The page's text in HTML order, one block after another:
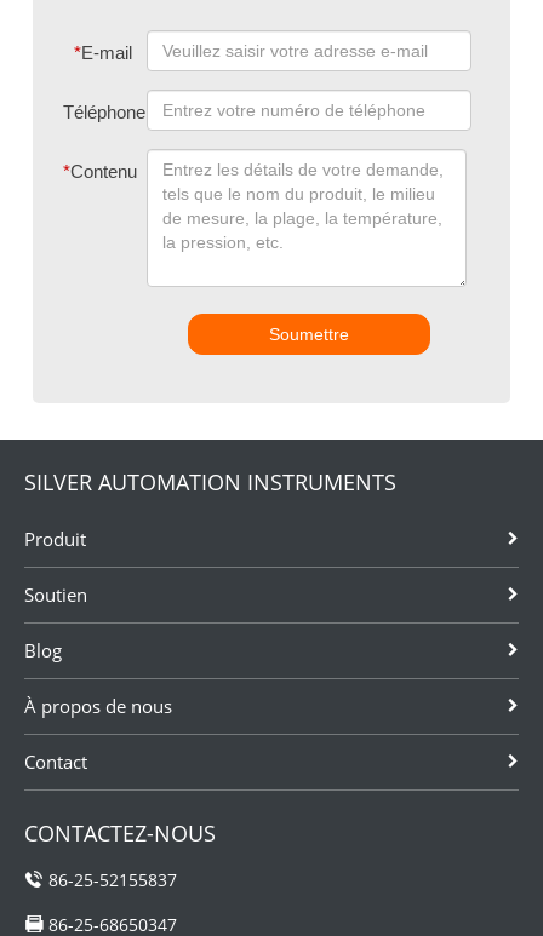
*E-mail
Téléphone
*Contenu
Soumettre
SILVER AUTOMATION INSTRUMENTS
Produit
Soutien
Blog
À propos de nous
Contact
CONTACTEZ-NOUS
86-25-52155837
86-25-68650347